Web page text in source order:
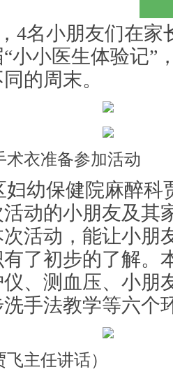
4名小朋友们在
小小医生体验记”
的周末。
衣准备参加活动
妇幼保健院麻醉科
动的小朋友及其
活动，能让小朋
了初步的了解。
、测血压、小朋
手法教学等六个
主任讲话）